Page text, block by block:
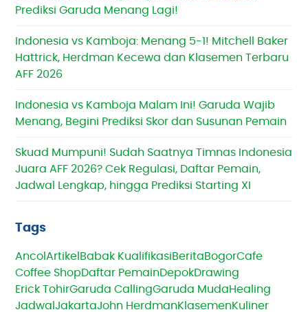
Prediksi Garuda Menang Lagi!
Indonesia vs Kamboja: Menang 5-1! Mitchell Baker
Hattrick, Herdman Kecewa dan Klasemen Terbaru
AFF 2026
Indonesia vs Kamboja Malam Ini! Garuda Wajib
Menang, Begini Prediksi Skor dan Susunan Pemain
Skuad Mumpuni! Sudah Saatnya Timnas Indonesia
Juara AFF 2026? Cek Regulasi, Daftar Pemain,
Jadwal Lengkap, hingga Prediksi Starting XI
Tags
Ancol Artikel Babak KualifikasiBeritaBogorCafe
Coffee ShopDaftar PemainDepokDrawing
Erick TohirGaruda CallingGaruda MudaHealing
JadwalJakartaJohn HerdmanKlasemenKuliner